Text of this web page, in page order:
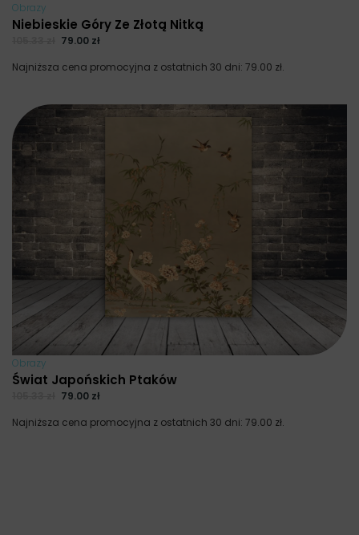
Obrazy
Niebieskie Góry Ze Złotą Nitką
79.00 zł
Najniższa cena promocyjna z ostatnich 30 dni: 79.00 zł.
Obrazy
Świat Japońskich Ptaków
79.00 zł
Najniższa cena promocyjna z ostatnich 30 dni: 79.00 zł.